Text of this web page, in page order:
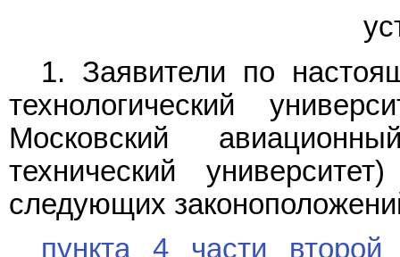
1. Заявители по
технологический
Московский
технический
следующих
пункта 4 части второй